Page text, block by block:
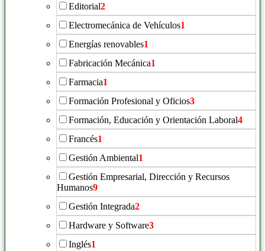
Editorial2
Electromecánica de Vehículos1
Energías renovables1
Fabricación Mecánica1
Farmacia1
Formación Profesional y Oficios3
Formación, Educación y Orientación Laboral4
Francés1
Gestión Ambiental1
Gestión Empresarial, Dirección y Recursos
Humanos9
Gestión Integrada2
Hardware y Software3
Inglés1